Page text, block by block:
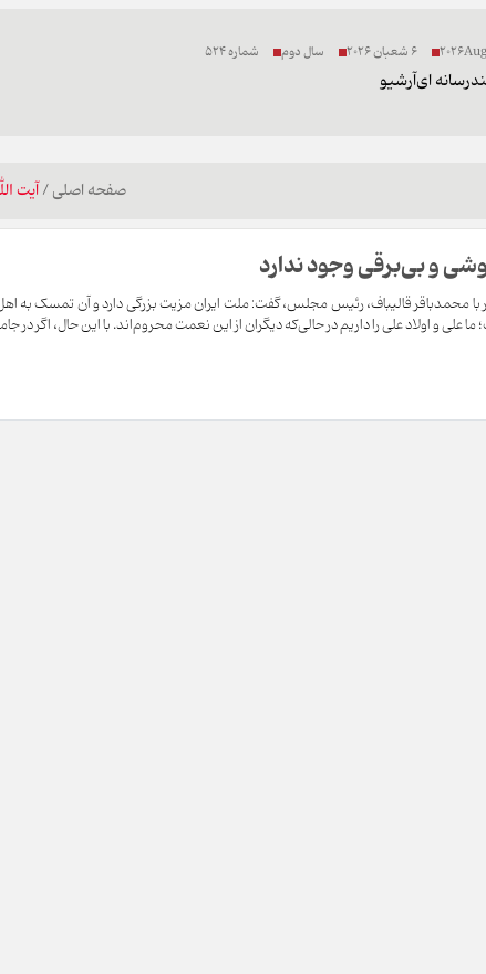
6 شعبان 2026 سال دوم شماره 524
ایآرشیو
صفحه اصلی/آیت
و بی‌برقی وجود ندارد
با محمدباقر قالیباف، رئیس مجلس، گفت: ملت ایران مزیت بزرگی دارد و آن تمسک
علی و اولاد علی را داریم در حالی‌که دیگران از این نعمت محروم‌اند. با این حال، اگر در